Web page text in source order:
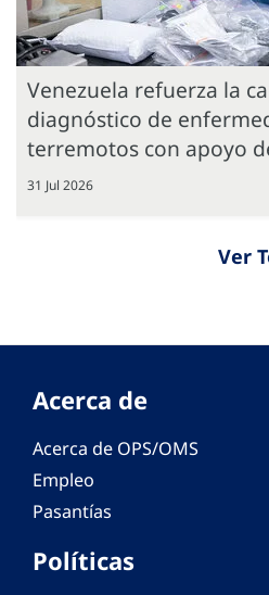
Venezuela refuerza la
diagnóstico de
terremotos con apoyo
31 Jul 2026
Ver
Acerca de
Acerca de OPS/OMS
Empleo
Pasantías
Políticas